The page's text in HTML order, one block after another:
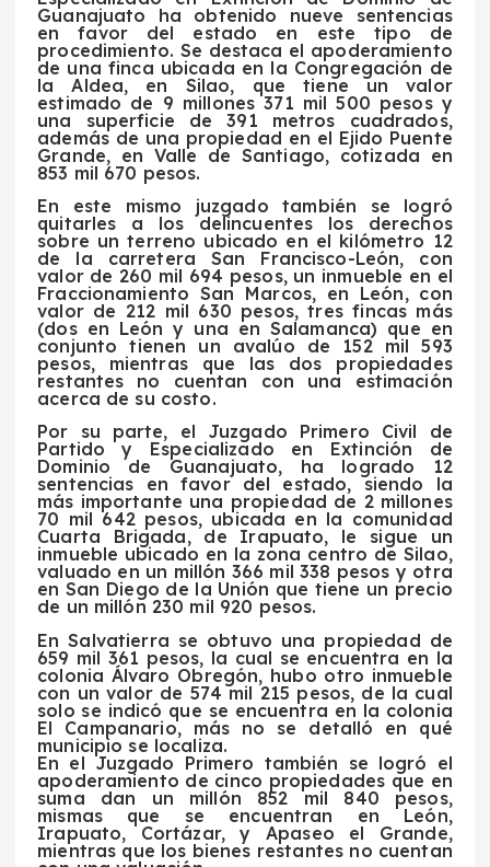
Guanajuato ha obtenido nueve sentencias
en favor del estado en este tipo de
procedimiento. Se destaca el apoderamiento
de una finca ubicada en la Congregación de
la Aldea, en Silao, que tiene un valor
estimado de 9 millones 371 mil 500 pesos y
una superficie de 391 metros cuadrados,
además de una propiedad en el Ejido Puente
Grande, en Valle de Santiago, cotizada en
853 mil 670 pesos.
En este mismo juzgado también se logró
quitarles a los delincuentes los derechos
sobre un terreno ubicado en el kilómetro 12
de la carretera San Francisco-León, con
valor de 260 mil 694 pesos, un inmueble en el
Fraccionamiento San Marcos, en León, con
valor de 212 mil 630 pesos, tres fincas más
(dos en León y una en Salamanca) que en
conjunto tienen un avalúo de 152 mil 593
pesos, mientras que las dos propiedades
restantes no cuentan con una estimación
acerca de su costo.
Por su parte, el Juzgado Primero Civil de
Partido y Especializado en Extinción de
Dominio de Guanajuato, ha logrado 12
sentencias en favor del estado, siendo la
más importante una propiedad de 2 millones
70 mil 642 pesos, ubicada en la comunidad
Cuarta Brigada, de Irapuato, le sigue un
inmueble ubicado en la zona centro de Silao,
valuado en un millón 366 mil 338 pesos y otra
en San Diego de la Unión que tiene un precio
de un millón 230 mil 920 pesos.
En Salvatierra se obtuvo una propiedad de
659 mil 361 pesos, la cual se encuentra en la
colonia Álvaro Obregón, hubo otro inmueble
con un valor de 574 mil 215 pesos, de la cual
solo se indicó que se encuentra en la colonia
El Campanario, más no se detalló en qué
municipio se localiza.
En el Juzgado Primero también se logró el
apoderamiento de cinco propiedades que en
suma dan un millón 852 mil 840 pesos,
mismas que se encuentran en León,
Irapuato, Cortázar, y Apaseo el Grande,
mientras que los bienes restantes no cuentan